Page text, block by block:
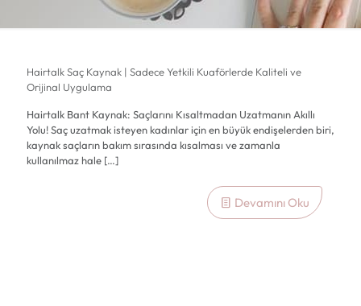
Hairtalk Saç Kaynak | Sadece Yetkili Kuaförlerde Kaliteli ve
Orijinal Uygulama
Hairtalk Bant Kaynak: Saçlarını Kısaltmadan Uzatmanın Akıllı
Yolu! Saç uzatmak isteyen kadınlar için en büyük endişelerden biri,
kaynak saçların bakım sırasında kısalması ve zamanla
kullanılmaz hale […]
Devamını Oku